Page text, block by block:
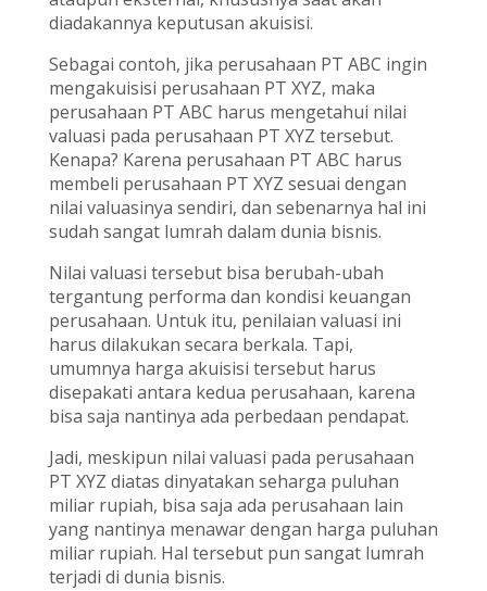
diadakannya keputusan akuisisi.
Sebagai contoh, jika perusahaan PT ABC ingin
mengakuisisi perusahaan PT XYZ, maka
perusahaan PT ABC harus mengetahui nilai
valuasi pada perusahaan PT XYZ tersebut.
Kenapa? Karena perusahaan PT ABC harus
membeli perusahaan PT XYZ sesuai dengan
nilai valuasinya sendiri, dan sebenarnya hal ini
sudah sangat lumrah dalam dunia bisnis.
Nilai valuasi tersebut bisa berubah-ubah
tergantung performa dan kondisi keuangan
perusahaan. Untuk itu, penilaian valuasi ini
harus dilakukan secara berkala. Tapi,
umumnya harga akuisisi tersebut harus
disepakati antara kedua perusahaan, karena
bisa saja nantinya ada perbedaan pendapat.
Jadi, meskipun nilai valuasi pada perusahaan
PT XYZ diatas dinyatakan seharga puluhan
miliar rupiah, bisa saja ada perusahaan lain
yang nantinya menawar dengan harga puluhan
miliar rupiah. Hal tersebut pun sangat lumrah
terjadi di dunia bisnis.